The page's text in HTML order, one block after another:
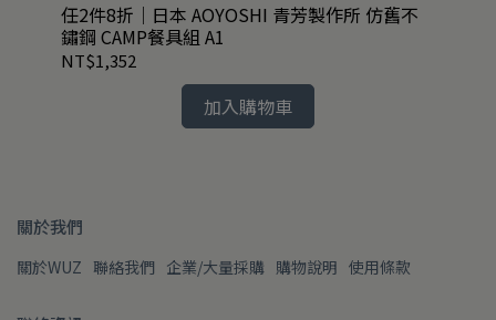
任2件8折｜日本 AOYOSHI 青芳製作所 仿舊不
鏽鋼 CAMP餐具組 A1
NT$1,352
加入購物車
關於我們
關於WUZ 聯絡我們 企業/大量採購 購物說明 使用條款